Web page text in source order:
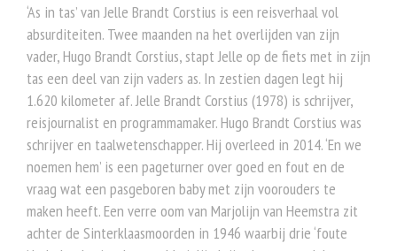
‘As in tas’ van Jelle Brandt Corstius is een reisverhaal vol
absurditeiten. Twee maanden na het overlijden van zijn
vader, Hugo Brandt Corstius, stapt Jelle op de fiets met in zijn
tas een deel van zijn vaders as. In zestien dagen legt hij
1.620 kilometer af. Jelle Brandt Corstius (1978) is schrijver,
reisjournalist en programmamaker. Hugo Brandt Corstius was
schrijver en taalwetenschapper. Hij overleed in 2014. ‘En we
noemen hem’ is een pageturner over goed en fout en de
vraag wat een pasgeboren baby met zijn voorouders te
maken heeft. Een verre oom van Marjolijn van Heemstra zit
achter de Sinterklaasmoorden in 1946 waarbij drie ‘foute